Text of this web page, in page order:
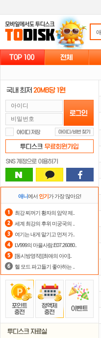
애니에서 인기가 가장 많아요!
최강 찌꺼기 황자의 암약 제..
세계 최강의 후위 미궁국의 ..
여기는 내게 맡기고 먼저 가..
LV999의 마을사람.E07.26080..
[동시방영작] [최애의 아이]..
헬 모드 파고들기 좋아하는 ..